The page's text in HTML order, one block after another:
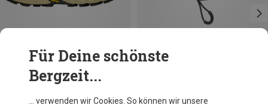
Du sparst 25%
Für Deine schönste
Bergzeit...
… verwenden wir Cookies. So können wir unsere